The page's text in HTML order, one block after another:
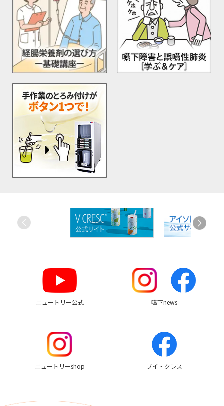
ニュートリー公式 嚥下news
ニュートリーshop ブイ・クレス